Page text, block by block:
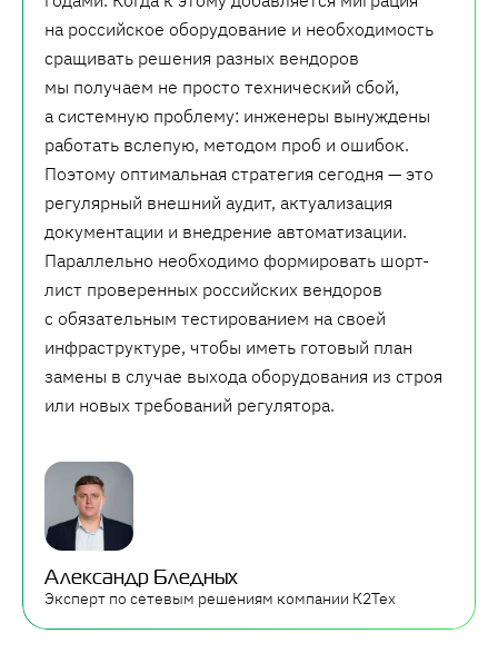
на российское оборудование и необходимость
сращивать решения разных вендоров
мы получаем не просто технический сбой,
а системную проблему: инженеры вынуждены
работать вслепую, методом проб и ошибок.
Поэтому оптимальная стратегия сегодня — это
регулярный внешний аудит, актуализация
документации и внедрение автоматизации.
Параллельно необходимо формировать шорт-
лист проверенных российских вендоров
с обязательным тестированием на своей
инфраструктуре, чтобы иметь готовый план
замены в случае выхода оборудования из строя
или новых требований регулятора.
Александр Бледных
Эксперт по сетевым решениям компании К2Тех